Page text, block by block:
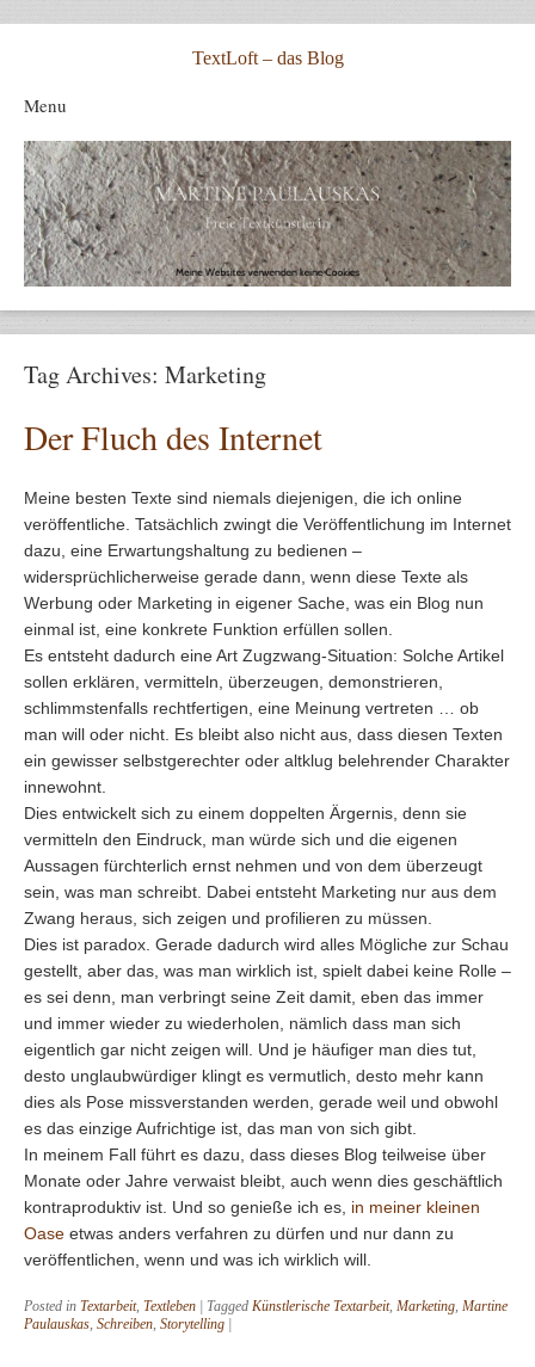
TextLoft – das Blog
Menu
Tag Archives: Marketing
Der Fluch des Internet
Meine besten Texte sind niemals diejenigen, die ich online
veröffentliche. Tatsächlich zwingt die Veröffentlichung im Internet
dazu, eine Erwartungshaltung zu bedienen –
widersprüchlicherweise gerade dann, wenn diese Texte als
Werbung oder Marketing in eigener Sache, was ein Blog nun
einmal ist, eine konkrete Funktion erfüllen sollen.
Es entsteht dadurch eine Art Zugzwang-Situation: Solche Artikel
sollen erklären, vermitteln, überzeugen, demonstrieren,
schlimmstenfalls rechtfertigen, eine Meinung vertreten … ob
man will oder nicht. Es bleibt also nicht aus, dass diesen Texten
ein gewisser selbstgerechter oder altklug belehrender Charakter
innewohnt.
Dies entwickelt sich zu einem doppelten Ärgernis, denn sie
vermitteln den Eindruck, man würde sich und die eigenen
Aussagen fürchterlich ernst nehmen und von dem überzeugt
sein, was man schreibt. Dabei entsteht Marketing nur aus dem
Zwang heraus, sich zeigen und profilieren zu müssen.
Dies ist paradox. Gerade dadurch wird alles Mögliche zur Schau
gestellt, aber das, was man wirklich ist, spielt dabei keine Rolle –
es sei denn, man verbringt seine Zeit damit, eben das immer
und immer wieder zu wiederholen, nämlich dass man sich
eigentlich gar nicht zeigen will. Und je häufiger man dies tut,
desto unglaubwürdiger klingt es vermutlich, desto mehr kann
dies als Pose missverstanden werden, gerade weil und obwohl
es das einzige Aufrichtige ist, das man von sich gibt.
In meinem Fall führt es dazu, dass dieses Blog teilweise über
Monate oder Jahre verwaist bleibt, auch wenn dies geschäftlich
kontraproduktiv ist. Und so genieße ich es, in meiner kleinen
Oase etwas anders verfahren zu dürfen und nur dann zu
veröffentlichen, wenn und was ich wirklich will.
Posted in Textarbeit, Textleben Tagged Künstlerische Textarbeit, Marketing, Martine
Paulauskas, Schreiben, Storytelling